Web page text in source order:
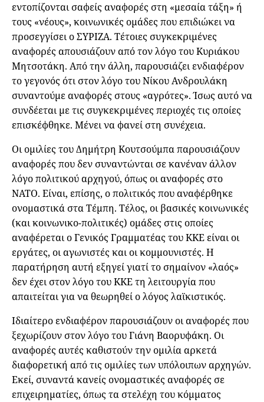
εντοπίζονται σαφείς αναφορές στη «μεσαία τάξη» ή
τους «νέους», κοινωνικές ομάδες που επιδιώκει να
προσεγγίσει ο ΣΥΡΙΖΑ. Τέτοιες συγκεκριμένες
αναφορές απουσιάζουν από τον λόγο του Κυριάκου
Μητσοτάκη. Από την άλλη, παρουσιάζει ενδιαφέρον
το γεγονός ότι στον λόγο του Νίκου Ανδρουλάκη
συναντούμε αναφορές στους «αγρότες». Ίσως αυτό να
συνδέεται με τις συγκεκριμένες περιοχές τις οποίες
επισκέφθηκε. Μένει να φανεί στη συνέχεια.
Οι ομιλίες του Δημήτρη Κουτσούμπα παρουσιάζουν
αναφορές που δεν συναντώνται σε κανέναν άλλον
λόγο πολιτικού αρχηγού, όπως οι αναφορές στο
ΝΑΤΟ. Είναι, επίσης, ο πολιτικός που αναφέρθηκε
ονομαστικά στα Τέμπη. Τέλος, οι βασικές κοινωνικές
(και κοινωνικο-πολιτικές) ομάδες στις οποίες
αναφέρεται ο Γενικός Γραμματέας του ΚΚΕ είναι οι
εργάτες, οι αγωνιστές και οι κομμουνιστές. Η
παρατήρηση αυτή εξηγεί γιατί το σημαίνον «λαός»
δεν έχει στον λόγο του ΚΚΕ τη λειτουργία που
απαιτείται για να θεωρηθεί ο λόγος λαϊκιστικός.
Ιδιαίτερο ενδιαφέρον παρουσιάζουν οι αναφορές που
ξεχωρίζουν στον λόγο του Γιάνη Βαορυφάκη. Οι
αναφορές αυτές καθιστούν την ομιλία αρκετά
διαφορετική από τις ομιλίες των υπόλοιπων αρχηγών.
Εκεί, συναντά κανείς ονομαστικές αναφορές σε
επιχειρηματίες, όπως τα στελέχη του κόμματος